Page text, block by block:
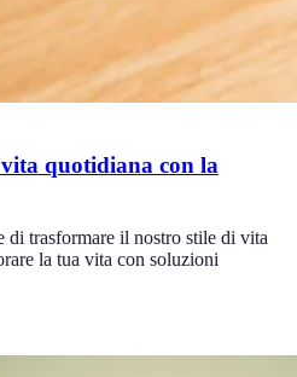
quotidiana con la
di trasformare il nostro stile di vita
la tua vita con soluzioni